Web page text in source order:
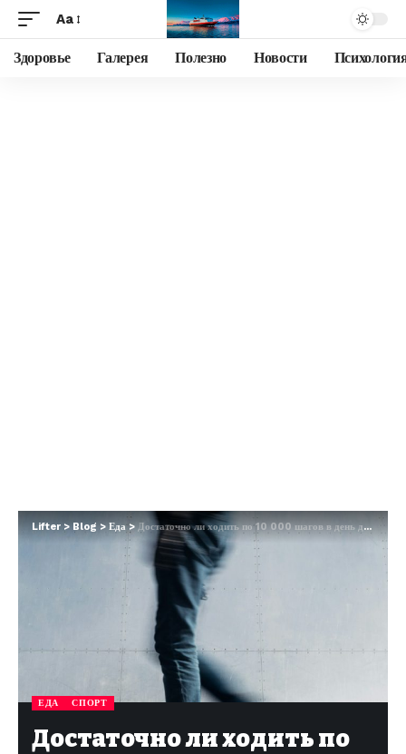
Aa
Здоровье Галерея Полезно Новости
Lifter >Blog >Еда> Достаточно ли ходить по 10 000 шагов в день для похудения?
ЕДА СПОРТ
Достаточно ли ходить по